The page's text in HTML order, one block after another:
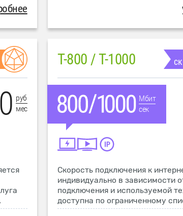
руб
мес
T-800 / T-1000
Мбит
сек
Скорость подключения к
индивидуально в зависимости
подключения и используемой
доступна по ограниченному